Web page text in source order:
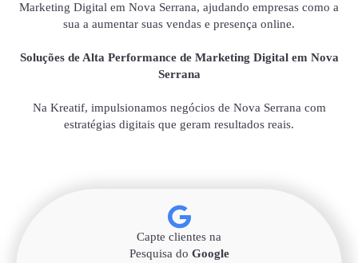
Marketing Digital em Nova Serrana, ajudando empresas como a
sua a aumentar suas vendas e presença online.
Soluções de Alta Performance de Marketing Digital em Nova
Serrana
Na Kreatif, impulsionamos negócios de Nova Serrana com
estratégias digitais que geram resultados reais.
Capte clientes na
Pesquisa do Google